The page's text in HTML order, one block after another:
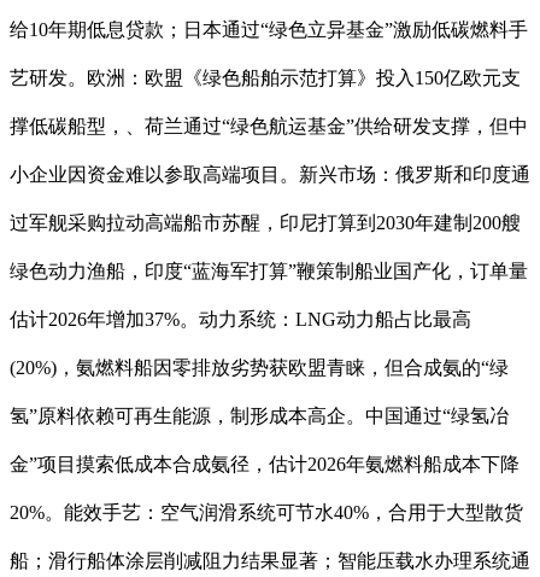
给10年期低息贷款；日本通过“绿色立异基金”激励低碳燃料手
艺研发。欧洲：欧盟《绿色船舶示范打算》投入150亿欧元支
撑低碳船型，、荷兰通过“绿色航运基金”供给研发支撑，但中
小企业因资金难以参取高端项目。新兴市场：俄罗斯和印度通
过军舰采购拉动高端船市苏醒，印尼打算到2030年建制200艘
绿色动力渔船，印度“蓝海军打算”鞭策制船业国产化，订单量
估计2026年增加37%。动力系统：LNG动力船占比最高
(20%)，氨燃料船因零排放劣势获欧盟青睐，但合成氨的“绿
氢”原料依赖可再生能源，制形成本高企。中国通过“绿氢冶
金”项目摸索低成本合成氨径，估计2026年氨燃料船成本下降
20%。能效手艺：空气润滑系统可节水40%，合用于大型散货
船；滑行船体涂层削减阻力结果显著；智能压载水办理系统通